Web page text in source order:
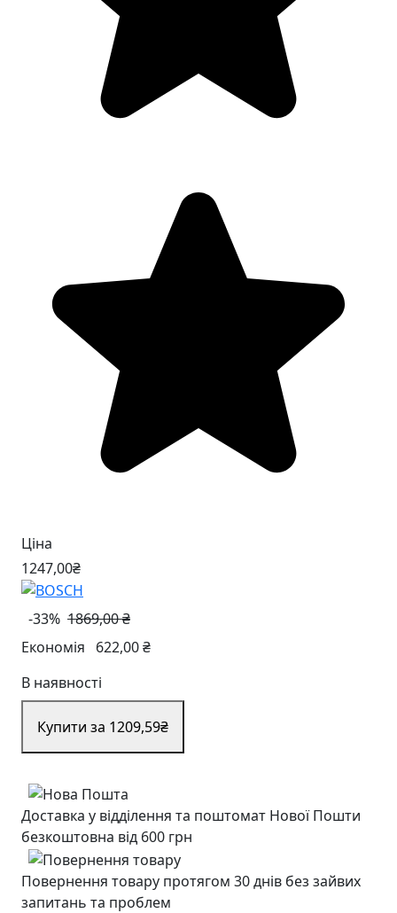
Ціна
1247,00₴
-33% 1869,00 ₴
Економія
622,00 ₴
В наявності
Купити за 1209,59₴
Доставка у відділення та поштомат Нової Пошти
безкоштовна від 600 грн
Повернення товару протягом 30 днів без зайвих
запитань та проблем